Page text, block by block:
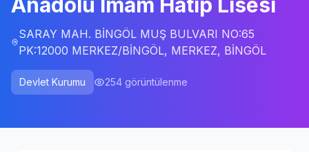
Blog
Hakkımızda
İletişim
Giriş Yap
SARAY MAH. BİNGÖL MUŞ BULVARI NO:65
PK:12000 MERKEZ/BİNGÖL, MERKEZ, BİNGÖL
Devlet Kurumu 254 görüntülenme